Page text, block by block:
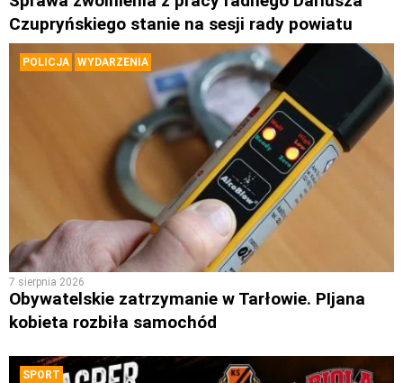
Czupryńskiego stanie na sesji rady powiatu
POLICJA WYDARZENIA
7 sierpnia 2026
Obywatelskie zatrzymanie w Tarłowie. PIjana
kobieta rozbiła samochód
SPORT